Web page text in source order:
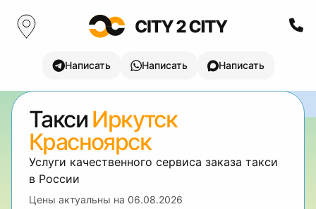
Написать Написать Написать
Такси Иркутск
Красноярск
Услуги качественного сервиса заказа такси
в России
Цены актуальны на 06.08.2026